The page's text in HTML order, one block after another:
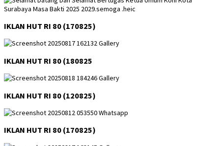
IKLAN HUT RI 80 (170825)
IKLAN HUT RI 80 (180825
IKLAN HUT RI 80 (120825)
IKLAN HUT RI 80 (170825)